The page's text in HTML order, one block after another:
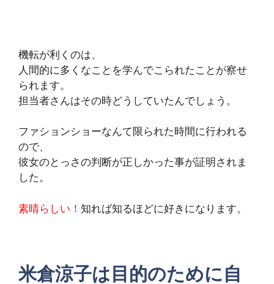
機転が利くのは、
人間的に多くなことを学んでこられたことが察せ
られます。
担当者さんはその時どうしていたんでしょう。
ファションショーなんて限られた時間に行われる
ので、
彼女のとっさの判断が正しかった事が証明されま
した。
素晴らしい！ 知れば知るほどに好きになります。
米倉涼子は目的のために自